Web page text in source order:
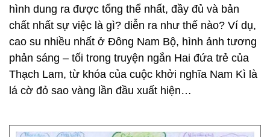
hình dung ra được tổng thể nhất, đầy đủ và bản
chất nhất sự việc là gì? diễn ra như thế nào? Ví dụ,
cao su nhiều nhất ở Đông Nam Bộ, hình ảnh tương
phản sáng – tối trong truyện ngắn Hai đứa trẻ của
Thạch Lam, từ khóa của cuộc khởi nghĩa Nam Kì là
lá cờ đỏ sao vàng lần đầu xuất hiện…